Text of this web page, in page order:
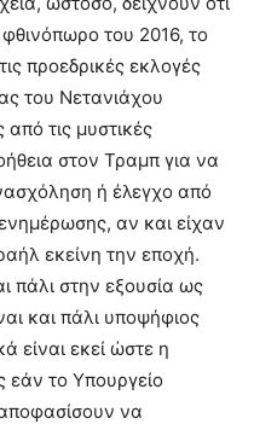
του 2016, το
προεδρικές εκλογές
του Νετανιάχου
τις μυστικές
στον Τραμπ για να
ή έλεγχο από
αν και είχαν
εκείνη την εποχή.
πάλι στην εξουσία ως
και πάλι υποψήφιος
είναι εκεί ώστε η
εάν το Υπουργείο
να